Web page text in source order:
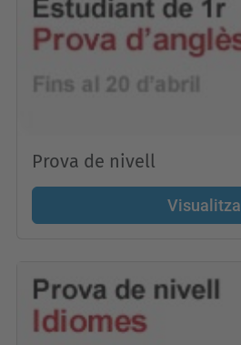
Prova de nivell
Visualitza